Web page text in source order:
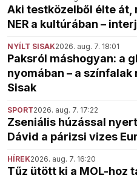
Aki testközelből élte át,
NER a kultúrában –
NYÍLT SISAK2026. aug. 7. 18:01
Paksról máshogyan: a
nyomában – a
Sisak
SPORT2026. aug. 7. 17:22
Zseniális húzással
Dávid a párizsi vizes
HÍREK2026. aug. 7. 16:20
Tűz ütött ki a MOL-hoz